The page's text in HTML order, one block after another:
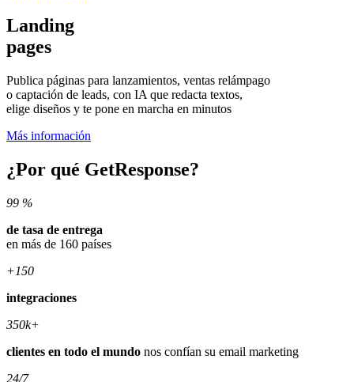
Landing
pages
Publica páginas para lanzamientos, ventas relámpago
o captación de leads, con IA que redacta textos,
elige diseños y te pone en marcha en minutos
Más información
¿Por qué GetResponse?
99 %
de tasa de entrega
en más de 160 países
+150
integraciones
350k+
clientes en todo el mundo nos confían su email marketing
24/7